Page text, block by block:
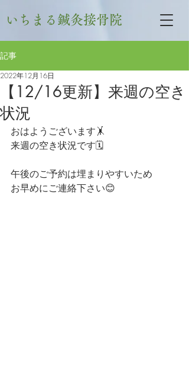
いちまる鍼灸接骨院
記事
【12/16更新】来週の空き
状況
2022年12月16日
おはようございます🤸
来週の空き状況です🗓
午後のご予約は埋まりやすいため
お早めにご連絡下さい😊